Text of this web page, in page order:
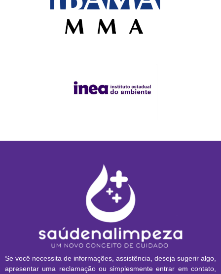
Se você necessita de informações, assistência, deseja sugerir algo,
apresentar uma reclamação ou simplesmente entrar em contato,